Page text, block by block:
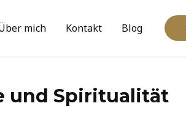
mich Kontakt Blog
und Spiritualität